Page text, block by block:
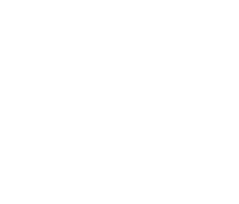
ア」の使用に起因または
代理店及び販売店のすべ